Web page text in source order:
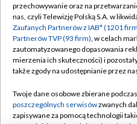
Abonament TVP
Emisja w TVP
Centrum informacji TVP
Naziemna Telewizja
Rada Programowa
Polityka
przechowywanie oraz na
nas, czyli Telewizję Polską S.A. w
Zaufanych Partnerów z IAB* (1201
Partnerów TVP (93 firm), w celach
zautomatyzowanego dopasowania
mierzenia ich skuteczności) i
także zgody na udostępnianie przez
Twoje dane osobowe zbierane
poszczególnych serwisówzwanych
zapisywane za pomocą technologii